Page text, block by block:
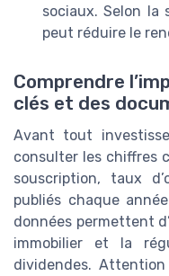
sociaux. Selon la
peut réduire le
Comprendre
clés et des
Avant tout
consulter les chiffres
souscription, taux
publiés chaque
données permettent
immobilier et la
dividendes.